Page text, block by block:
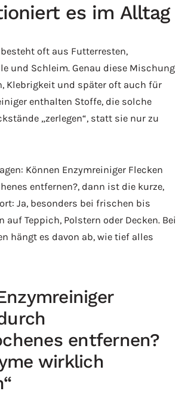
es im Alltag
oft aus Futterresten,
und Schleim. Genau diese Mischung
Klebrigkeit und später oft auch für
enthalten Stoffe, die solche
„zerlegen“, statt sie nur zu
Können Enzymreiniger Flecken
entfernen?, dann ist die kurze,
Ja, besonders bei frischen bis
auf Teppich, Polstern oder Decken. Bei
hängt es davon ab, wie tief alles
entfernen?
wirklich